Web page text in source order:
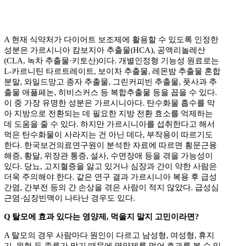
A 현재 식약처가 다이어트 보조제에 활용할 수 있도록 인정한
성분은 가르시니아 캄보지아 추출물(HCA), 공액리놀레산
(CLA, 녹차 추출물·키토산)이다. 개별인정형 기능성 원료로는
L-카르니틴 타르트레이트, 보이차 추출물, 레몬밤 추출물 혼합
분말, 와일드망고 종자 추출물, 그린커피빈 추출물, 풋사과 추
출물 애플페논, 히비스커스 등 복합추출물 등을 꼽을 수 있다.
이 중 가장 유명한 성분은 가르시니아다. 탄수화물 흡수를 막
아 지방으로 전환되는 데 필요한 지방 전환 효소를 억제하는
데 도움을 줄 수 있다. 하지만 가르시니아를 섭취한다고 해서
먹은 탄수화물이 사라지는 건 아닌 데다, 부작용이 따르기도
한다. 한국보건의료연구원이 분석한 자료에 따르면 횡문근융
해증, 황달, 위장관 통증, 설사, 수면장애 등을 겪을 가능성이
있다. 당뇨, 고지혈증을 앓고 있거나 심장과 간이 약한 사람은
더욱 주의해야 한다. 같은 연구 결과 가르시니아 복용 후 급성
간염, 간부전 등의 간 손상을 겪은 사람이 적지 않았다. 급성심
근염·심장빈맥이 나타난 경우도 있다.
Q 탈모에 효과 있다는 영양제, 먹을지 말지 고민이라면?
A 탈모의 경우 사람마다 원인이 다르고 남성형, 여성형, 휴지